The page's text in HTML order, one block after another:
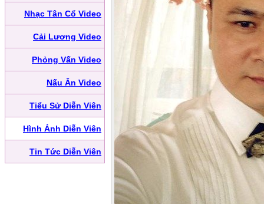
Nhạc Tân Cổ Video
Cải Lương Video
Phỏng Vấn Video
Nấu Ăn Video
Tiểu Sử Diễn Viên
Hình Ảnh Diễn Viên
Tin Tức Diễn Viên